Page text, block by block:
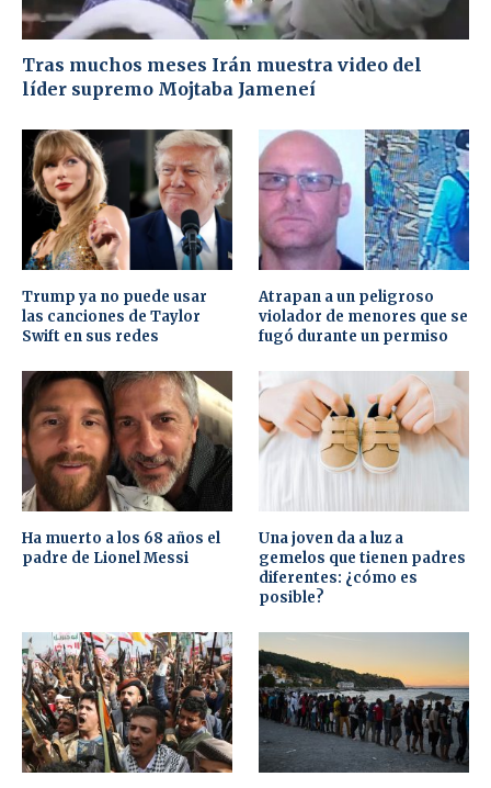
Tras muchos meses Irán muestra video del
líder supremo Mojtaba Jameneí
Trump ya no puede usar
las canciones de Taylor
Swift en sus redes
Atrapan a un peligroso
violador de menores que se
fugó durante un permiso
Ha muerto a los 68 años el
padre de Lionel Messi
Una joven da a luz a
gemelos que tienen padres
diferentes: ¿cómo es
posible?